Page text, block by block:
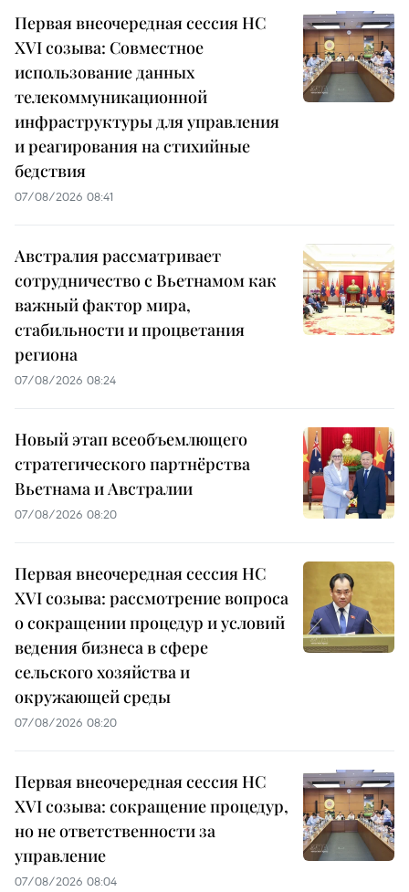
Первая внеочередная сессия НС
XVI созыва: Совместное
использование данных
телекоммуникационной
инфраструктуры для управления
и реагирования на стихийные
бедствия
07/08/2026 08:41
Австралия рассматривает
сотрудничество с Вьетнамом как
важный фактор мира,
стабильности и процветания
региона
07/08/2026 08:24
Новый этап всеобъемлющего
стратегического партнёрства
Вьетнама и Австралии
07/08/2026 08:20
Первая внеочередная сессия НС
XVI созыва: рассмотрение вопроса
о сокращении процедур и условий
ведения бизнеса в сфере
сельского хозяйства и
окружающей среды
07/08/2026 08:20
Первая внеочередная сессия НС
XVI созыва: сокращение процедур,
но не ответственности за
управление
07/08/2026 08:04